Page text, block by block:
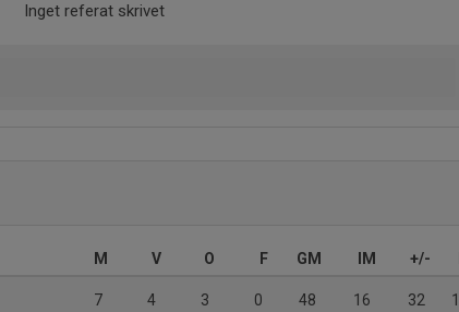
Inget referat skrivet
M V O F GM IM +/-
7 4 3 0 48 16 32